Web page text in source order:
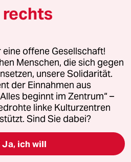
GmbH
Fragen oder für Genehmigungen
Kommune-Richtlinien
Impressum AGB
widerrufen (Ads)
rechts
offene Gesellschaft!
Menschen, die sich gegen
unsere Solidarität.
der Einnahmen aus
beginnt im Zentrum“ –
linke Kulturzentren
Sind Sie dabei?
Ja, ich will